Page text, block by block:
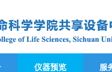
仪器预览 服